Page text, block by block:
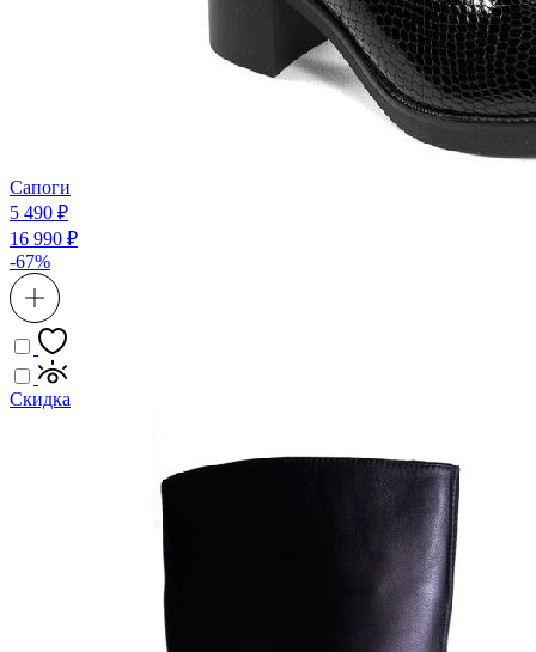
Сапоги
5 490 ₽
16 990 ₽
-67%
Скидка